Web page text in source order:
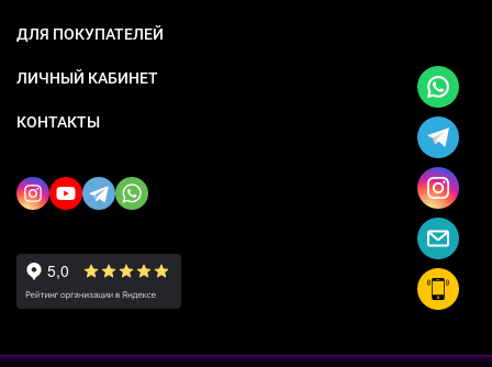
ДЛЯ ПОКУПАТЕЛЕЙ
ЛИЧНЫЙ КАБИНЕТ
КОНТАКТЫ